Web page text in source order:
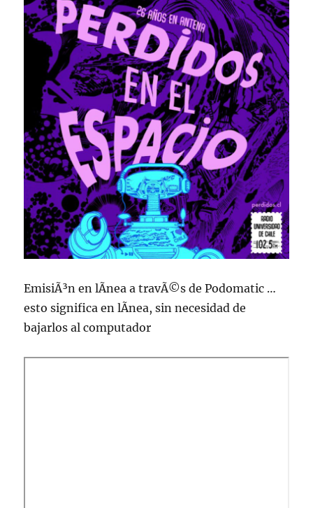
EmisiÃ³n en lÃ­nea a travÃ©s de Podomatic …
esto significa en lÃ­nea, sin necesidad de
bajarlos al computador